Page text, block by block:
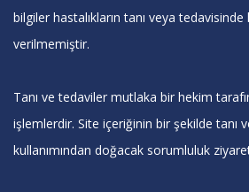
bilgiler hastalıkların tanı veya tedavisinde
verilmemiştir.
Tanı ve tedaviler mutlaka bir hekim
işlemlerdir. Site içeriğinin bir şekilde tanı
kullanımından doğacak sorumluluk